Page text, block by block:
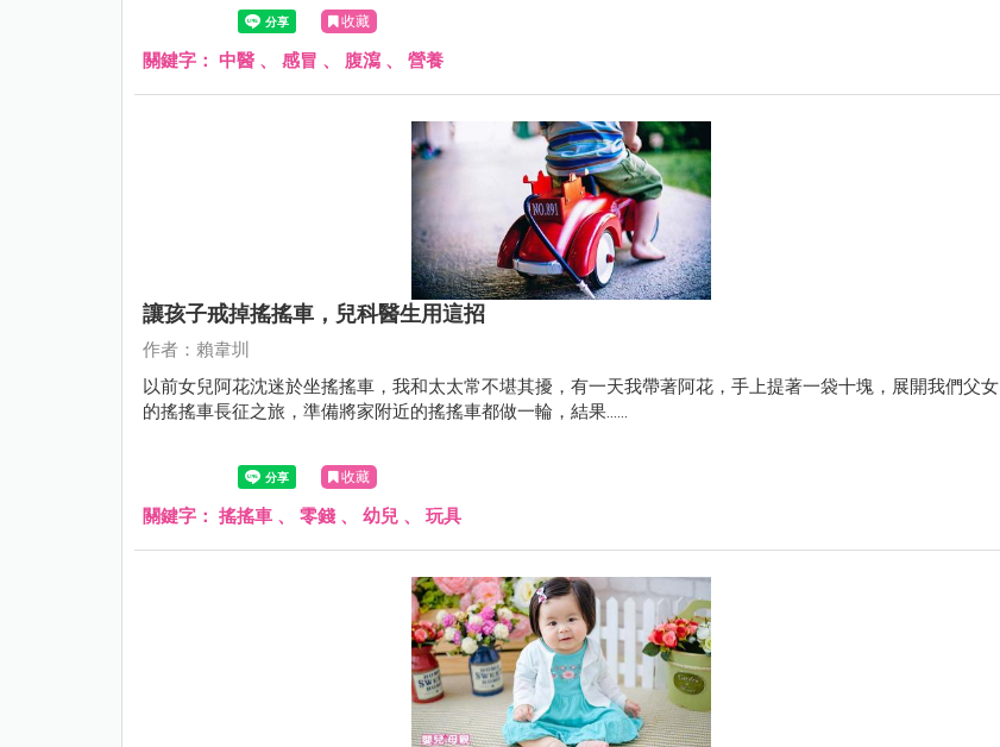
收藏
關鍵字： 中醫 、 感冒 、 腹瀉 、 營養
讓孩子戒掉搖搖車，兒科醫生用這招
作者：賴韋圳
以前女兒阿花沈迷於坐搖搖車，我和太太常不堪其擾，有一天我帶著阿花，手上提著一袋十塊，展開我們父女
的搖搖車長征之旅，準備將家附近的搖搖車都做一輪，結果......
收藏
關鍵字： 搖搖車 、 零錢 、 幼兒 、 玩具